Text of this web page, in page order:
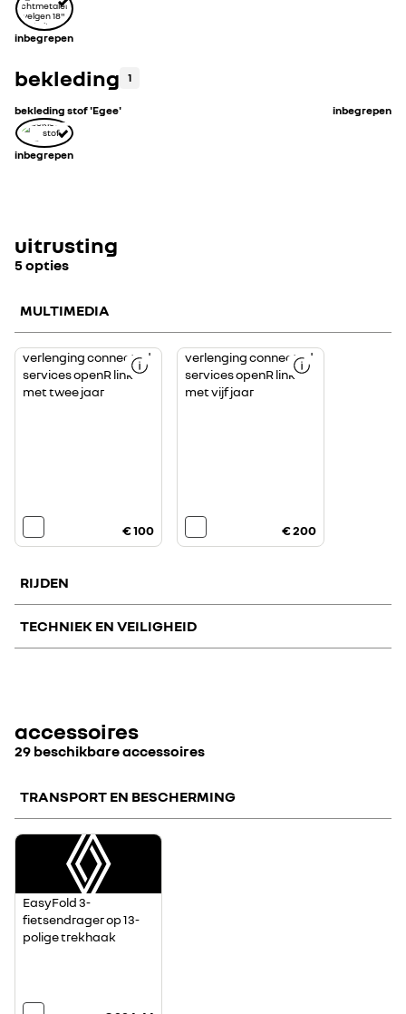
inbegrepen
bekleding 1
bekleding stof 'Egee' inbegrepen
inbegrepen
uitrusting
5 opties
MULTIMEDIA
verlenging connected
services openR link
met twee jaar
€ 100
verlenging connected
services openR link
met vijf jaar
€ 200
RIJDEN
pack spare wheel
€ 300
TECHNIEK EN VEILIGHEID
accessoires
29 beschikbare accessoires
TRANSPORT EN BESCHERMING
EasyFold 3-
fietsendrager op 13-
polige trekhaak